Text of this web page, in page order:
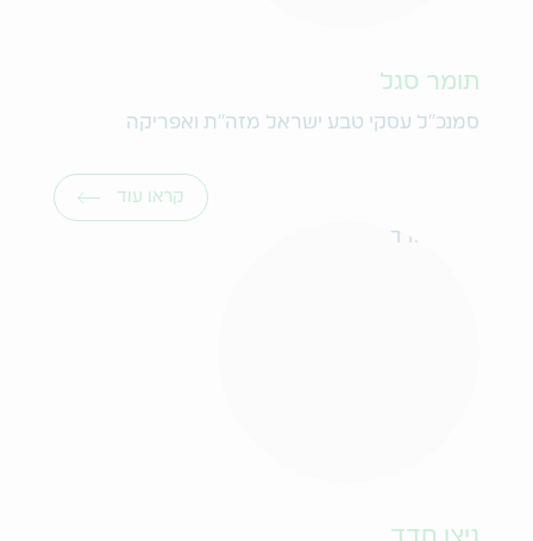
תומר סגל
סמנכ"ל עסקי טבע ישראל מזה"ת ואפריקה
קראו עוד
ניצן חדד